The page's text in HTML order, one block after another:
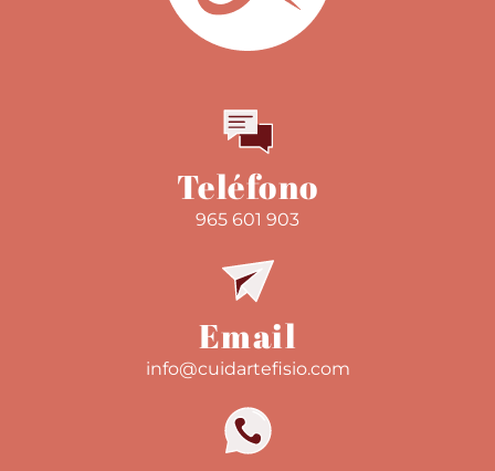
Teléfono
965 601 903
Email
info@cuidartefisio.com